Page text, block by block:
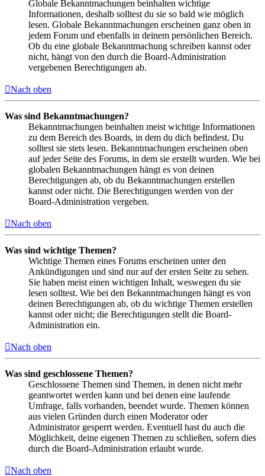
Globale Bekanntmachungen beinhalten wichtige
Informationen, deshalb solltest du sie so bald wie möglich
lesen. Globale Bekanntmachungen erscheinen ganz oben in
jedem Forum und ebenfalls in deinem persönlichen Bereich.
Ob du eine globale Bekanntmachung schreiben kannst oder
nicht, hängt von den durch die Board-Administration
vergebenen Berechtigungen ab.
Nach oben
Was sind Bekanntmachungen?
Bekanntmachungen beinhalten meist wichtige Informationen
zu dem Bereich des Boards, in dem du dich befindest. Du
solltest sie stets lesen. Bekanntmachungen erscheinen oben
auf jeder Seite des Forums, in dem sie erstellt wurden. Wie bei
globalen Bekanntmachungen hängt es von deinen
Berechtigungen ab, ob du Bekanntmachungen erstellen
kannst oder nicht. Die Berechtigungen werden von der
Board-Administration vergeben.
Nach oben
Was sind wichtige Themen?
Wichtige Themen eines Forums erscheinen unter den
Ankündigungen und sind nur auf der ersten Seite zu sehen.
Sie haben meist einen wichtigen Inhalt, weswegen du sie
lesen solltest. Wie bei den Bekanntmachungen hängt es von
deinen Berechtigungen ab, ob du wichtige Themen erstellen
kannst oder nicht; die Berechtigungen stellt die Board-
Administration ein.
Nach oben
Was sind geschlossene Themen?
Geschlossene Themen sind Themen, in denen nicht mehr
geantwortet werden kann und bei denen eine laufende
Umfrage, falls vorhanden, beendet wurde. Themen können
aus vielen Gründen durch einen Moderator oder
Administrator gesperrt werden. Eventuell hast du auch die
Möglichkeit, deine eigenen Themen zu schließen, sofern dies
durch die Board-Administration erlaubt wurde.
Nach oben